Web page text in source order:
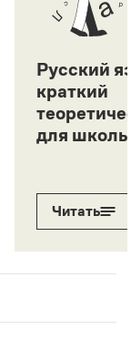
Русский
краткий
для
Читать